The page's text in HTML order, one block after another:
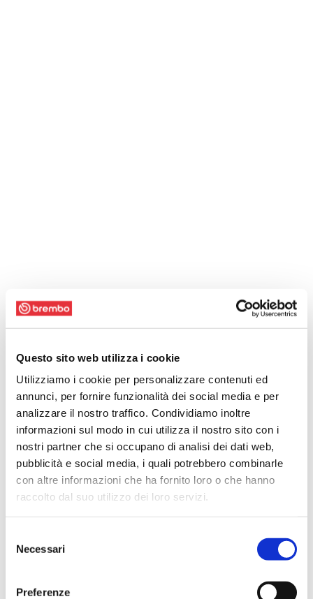
Questo sito web utilizza i cookie
Utilizziamo i cookie per personalizzare contenuti ed
annunci, per fornire funzionalità dei social media e per
analizzare il nostro traffico. Condividiamo inoltre
informazioni sul modo in cui utilizza il nostro sito con i
nostri partner che si occupano di analisi dei dati web,
pubblicità e social media, i quali potrebbero combinarle
con altre informazioni che ha fornito loro o che hanno
raccolto dal suo utilizzo dei loro servizi.
delNecessari
Preferenze